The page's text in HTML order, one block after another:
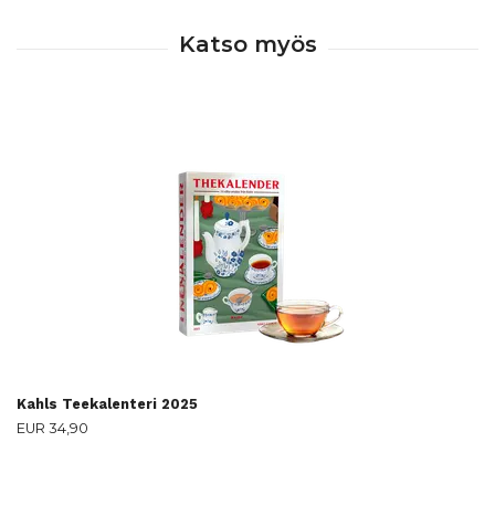
Kahls Teekalenteri 2025
EUR 34,90